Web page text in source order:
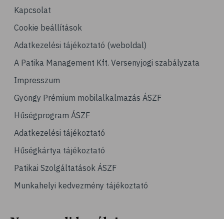
# mozgásszervi problémák
# köszvény
# ínhüvelygyulladás
# tél
# vérnyomásmérés
# kardiológia
# kardiovaszkuláris betegségek
# szív- és érrendszer
# vérnyomás
Kapcsolat
Cookie beállítások
Adatkezelési tájékoztató (weboldal)
A Patika Management Kft. Versenyjogi szabályzata
Impresszum
Gyöngy Prémium mobilalkalmazás ÁSZF
Hűségprogram ÁSZF
Adatkezelési tájékoztató
Hűségkártya tájékoztató
Patikai Szolgáltatások ÁSZF
Munkahelyi kedvezmény tájékoztató